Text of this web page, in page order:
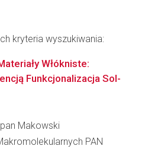
kryteria wyszukiwania:
Włókniste:
Funkcjonalizacja Sol-
Makowski
PAN